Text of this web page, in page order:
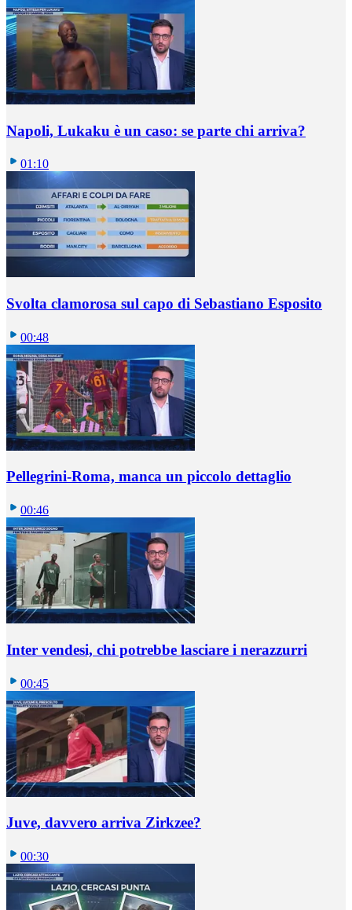
Napoli, Lukaku è un caso: se parte chi arriva?
01:10
Svolta clamorosa sul capo di Sebastiano Esposito
00:48
Pellegrini-Roma, manca un piccolo dettaglio
00:46
Inter vendesi, chi potrebbe lasciare i nerazzurri
00:45
Juve, davvero arriva Zirkzee?
00:30